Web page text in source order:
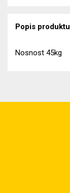
Popis produktu
Nosnost 45kg